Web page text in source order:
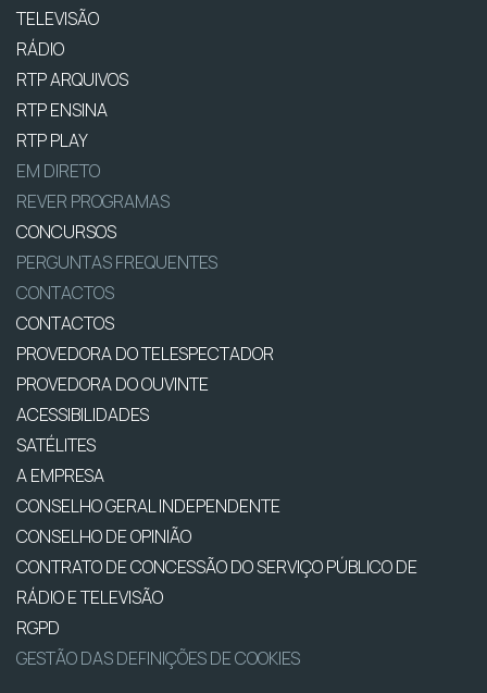
TELEVISÃO
RÁDIO
RTP ARQUIVOS
RTP ENSINA
RTP PLAY
EM DIRETO
REVER PROGRAMAS
CONCURSOS
PERGUNTAS FREQUENTES
CONTACTOS
CONTACTOS
PROVEDORA DO TELESPECTADOR
PROVEDORA DO OUVINTE
ACESSIBILIDADES
SATÉLITES
A EMPRESA
CONSELHO GERAL INDEPENDENTE
CONSELHO DE OPINIÃO
CONTRATO DE CONCESSÃO DO SERVIÇO PÚBLICO DE
RÁDIO E TELEVISÃO
RGPD
GESTÃO DAS DEFINIÇÕES DE COOKIES